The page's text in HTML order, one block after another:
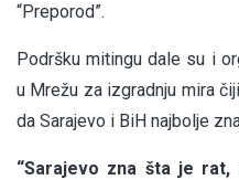
“Preporod”.
Podršku mitingu dale su i
u Mrežu za izgradnju mira
da Sarajevo i BiH najbolje
“Sarajevo zna šta je